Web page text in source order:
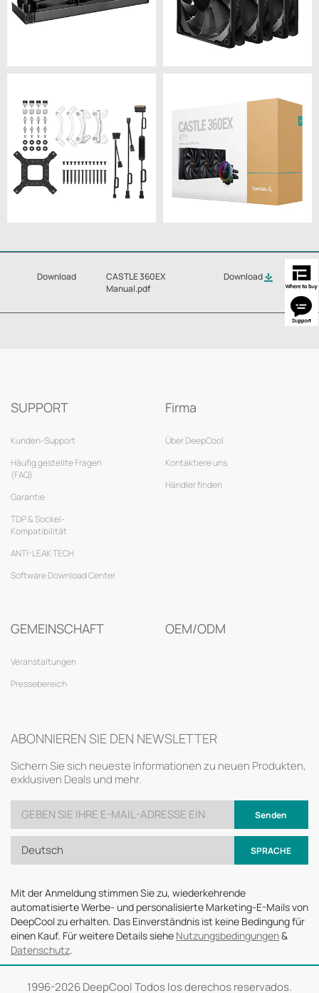
Download
CASTLE 360EX
Manual.pdf
Download
SUPPORT
Kunden-Support
Häufig gestellte Fragen
(FAQ)
Garantie
TDP & Sockel-
Kompatibilität
ANTI-LEAK TECH
Software Download Center
Firma
Über DeepCool
Kontaktiere uns
Händler finden
GEMEINSCHAFT
Veranstaltungen
Pressebereich
OEM/ODM
ABONNIEREN SIE DEN NEWSLETTER
Sichern Sie sich neueste Informationen zu neuen Produkten,
exklusiven Deals und mehr.
Senden
Deutsch SPRACHE
Mit der Anmeldung stimmen Sie zu, wiederkehrende
automatisierte Werbe- und personalisierte Marketing-E-Mails von
DeepCool zu erhalten. Das Einverständnis ist keine Bedingung für
einen Kauf. Für weitere Details siehe Nutzungsbedingungen&
Datenschutz.
1996-2026 DeepCool Todos los derechos reservados.